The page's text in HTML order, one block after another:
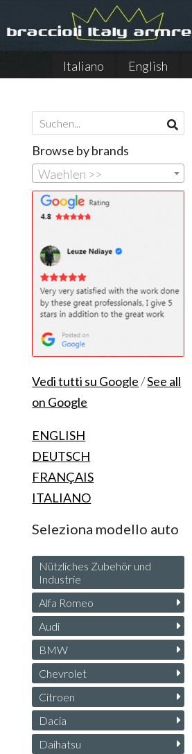
Italiano English
Browse by brands
Waehlen >>
Vedi tutti su Google/See all
on Google
ENGLISH
DEUTSCH
FRANÇAIS
ITALIANO
Seleziona modello auto
Nützliches Zubehör und
Industrie
Alfa Romeo
Audi
BMW
Chevrolet
Citroen
Dacia
Daihatsu